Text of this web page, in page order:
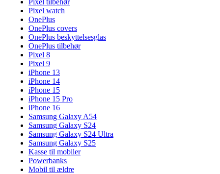
Pixel tilbehør
Pixel watch
OnePlus
OnePlus covers
OnePlus beskyttelsesglas
OnePlus tilbehør
Pixel 8
Pixel 9
iPhone 13
iPhone 14
iPhone 15
iPhone 15 Pro
iPhone 16
Samsung Galaxy A54
Samsung Galaxy S24
Samsung Galaxy S24 Ultra
Samsung Galaxy S25
Kasse til mobiler
Powerbanks
Mobil til ældre